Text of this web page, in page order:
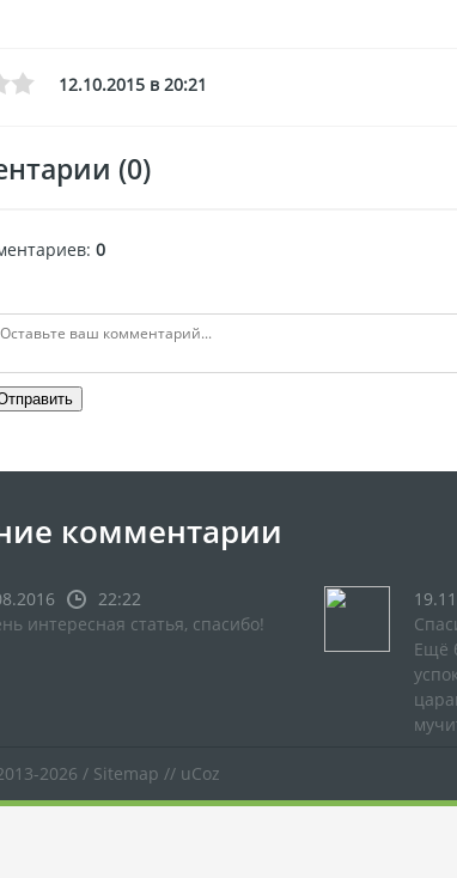
12.10.2015 в 20:21
(0)
: 0
комментарии
22:22
интересная статья, спасибо!
Ещё
2026 / Sitemap // uCoz